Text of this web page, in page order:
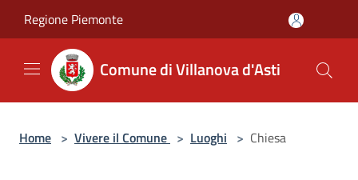
Regione Piemonte
Comune di Villanova d'Asti
Home > Vivere il Comune > Luoghi > Chiesa